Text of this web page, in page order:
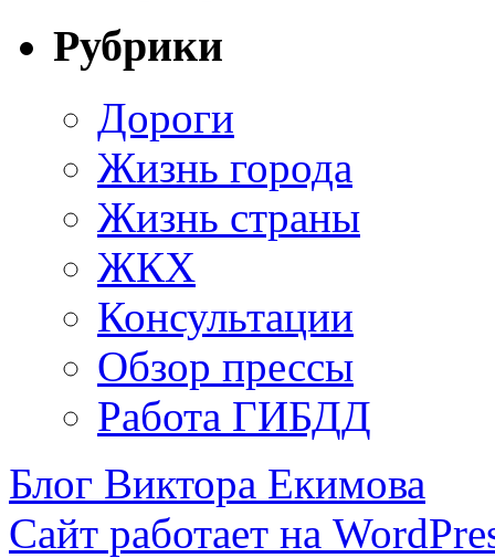
Рубрики
Дороги
Жизнь города
Жизнь страны
ЖКХ
Консультации
Обзор прессы
Работа ГИБДД
Блог Виктора Екимова
Сайт работает на